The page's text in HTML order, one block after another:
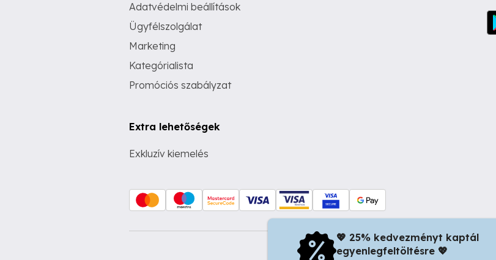
Adatvédelmi beállítások
Ügyfélszolgálat
Marketing
Kategórialista
Promóciós szabályzat
Extra lehetőségek
Exkluzív kiemelés
💖 25% kedvezményt kaptál
egyenlegfeltöltésre 💖